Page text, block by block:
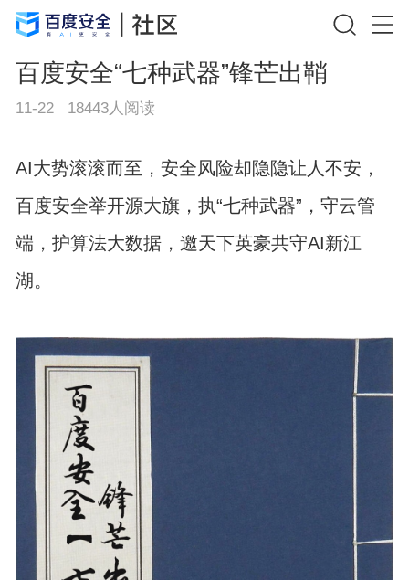
百度安全“七种武器”锋芒出鞘
11-22 18443人阅读
AI大势滚滚而至，安全风险却隐隐让人不安，
百度安全举开源大旗，执“七种武器”，守云管
端，护算法大数据，邀天下英豪共守AI新江
湖。